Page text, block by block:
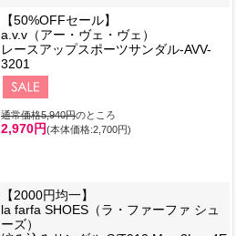
【50%OFFセール】
a.v.v（アー・ヴェ・ヴェ）
レースアップスポーツサンダル-AVV-
3201
通常価格5,940円のところ
2,970円(本体価格:2,700円)
【2000円均一】
la farfa SHOES（ラ・ファーファ シュ
ーズ）